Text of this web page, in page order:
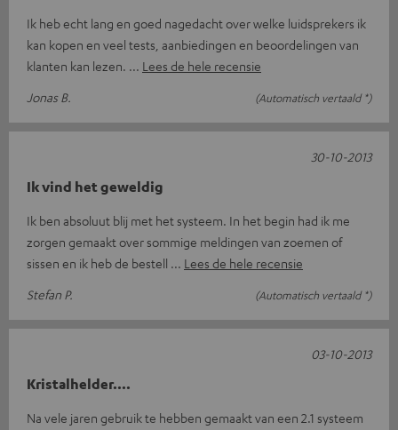
Ik heb echt lang en goed nagedacht over welke luidsprekers ik
kan kopen en veel tests, aanbiedingen en beoordelingen van
klanten kan lezen.
Lees de hele recensie
Jonas B.
(Automatisch vertaald *)
Ik vind het geweldig
Ik ben absoluut blij met het systeem. In het begin had ik me
zorgen gemaakt over sommige meldingen van zoemen of
sissen en ik heb de bestell
Lees de hele recensie
Stefan P.
(Automatisch vertaald *)
30-10-2013
Kristalhelder....
Na vele jaren gebruik te hebben gemaakt van een 2.1 systeem
03-10-2013